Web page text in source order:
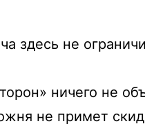
здесь не
ничего не
не примет